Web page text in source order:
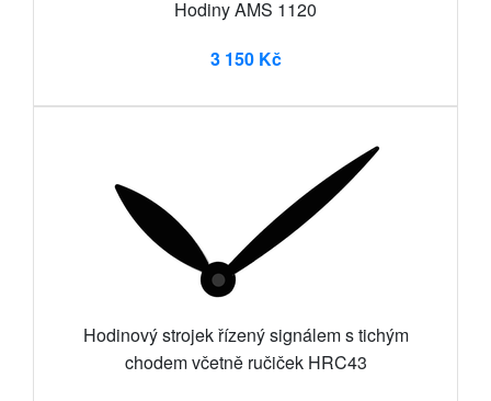
Hodiny AMS 1120
3 150 Kč
Hodinový strojek řízený signálem s tichým
chodem včetně ručiček HRC43